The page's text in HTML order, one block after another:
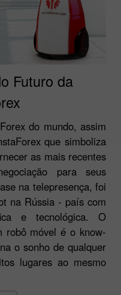
Futuro da
do mundo, assim
que simboliza
as mais recentes
para seus
na telepresença, foi
na Rússia - país com
e tecnológica. O
robô móvel é o know-
o sonho de qualquer
lugares ao mesmo